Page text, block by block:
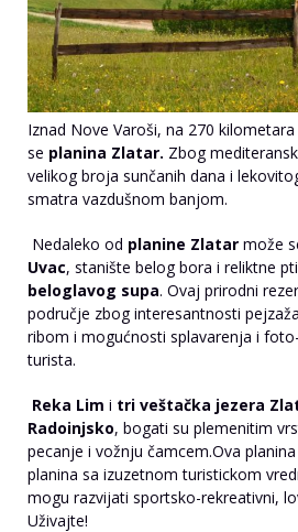
Iznad Nove Varoši, na 270
se planina Zlatar. Zbog
velikog broja sunčanih dana i
smatra vazdušnom banjom.
Nedaleko od planine Zlatar može
Uvac, stanište belog bora i reliktne
beloglavog supa. Ovaj prirodni
područje zbog interesantnosti
ribom i mogućnosti splavarenja i
turista.
Reka Lim i tri veštačka jezera
Radoinjsko, bogati su plemenitim
pecanje i vožnju čamcem.Ova
planina sa izuzetnom turistickom
mogu razvijati sportsko-rekreativni,
Uživajte!